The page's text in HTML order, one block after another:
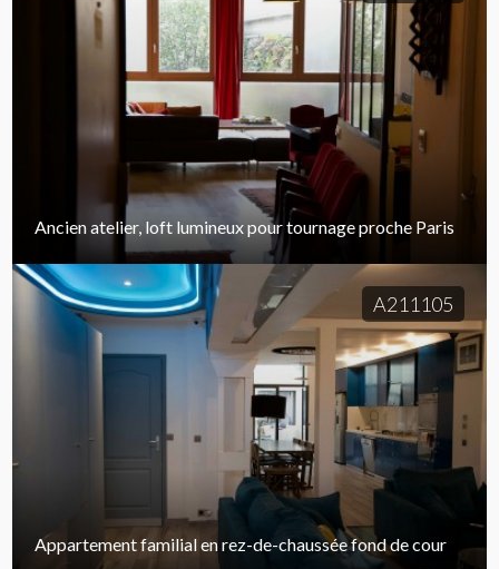
Ancien atelier, loft lumineux pour tournage proche Paris
A211105
Appartement familial en rez-de-chaussée fond de cour